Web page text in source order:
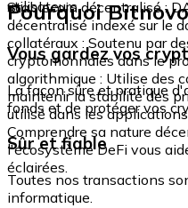
utilisateurs.
Stablecoin décentralisé :
décentralisé indexé sur le
collatéraux : Soutenu par
cryptomonnaies dans le
algorithmique : Utilise des
maintenir la stabilité des
utilisé dans les
Comprendre sa nature
l'écosystème DeFi vous
éclairées.
Pourquoi
Vous gardez vos
La façon sûre et pratique
fonds et de protéger vos
Sûr et fiable
Toutes nos transactions
informatique.